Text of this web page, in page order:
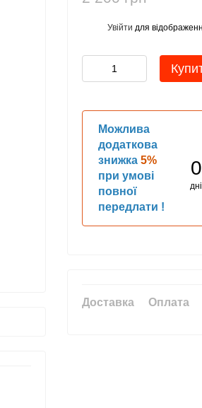
Увійти для
Можлива
додаткова
знижка 5%
при умові
повної
передлати !
0
дні
Доставка Оплата